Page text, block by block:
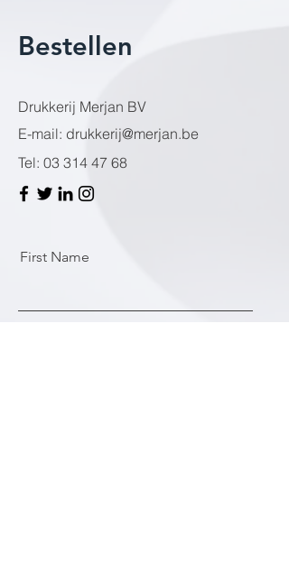
Bestellen
Drukkerij Merjan BV
E-mail: drukkerij@merjan.be
Tel: 03 314 47 68
First Name